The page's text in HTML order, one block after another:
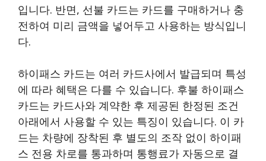
입니다. 반면, 선불 카드는 카드를 구매하거나 충
전하여 미리 금액을 넣어두고 사용하는 방식입니
다.
하이패스 카드는 여러 카드사에서 발급되며 특성
에 따라 혜택은 다를 수 있습니다. 후불 하이패스
카드는 카드사와 계약한 후 제공된 한정된 조건
아래에서 사용할 수 있는 특징이 있습니다. 이 카
드는 차량에 장착된 후 별도의 조작 없이 하이패
스 전용 차로를 통과하며 통행료가 자동으로 결